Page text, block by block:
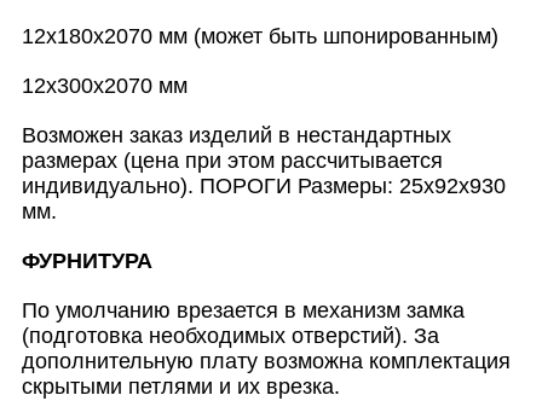
12х180х2070 мм (может быть шпонированным)
12х300х2070 мм
Возможен заказ изделий в нестандартных
размерах (цена при этом рассчитывается
индивидуально). ПОРОГИ Размеры: 25х92х930
мм.
ФУРНИТУРА
По умолчанию врезается в механизм замка
(подготовка необходимых отверстий). За
дополнительную плату возможна комплектация
скрытыми петлями и их врезка.